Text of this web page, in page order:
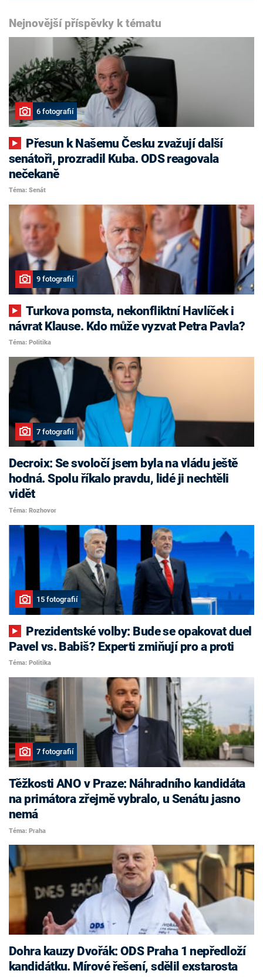
Nejnovější příspěvky k tématu
6 fotografií
senátoři, prozradil Kuba. ODS reagovala
nečekaně
Téma: Senát
9 fotografií
Turkova pomsta, nekonfliktní Havlíček i
návrat Klause. Kdo může vyzvat Petra Pavla?
Téma: Politika
7 fotografií
Decroix: Se svoločí jsem byla na vládu ještě
hodná. Spolu říkalo pravdu, lidé ji nechtěli
vidět
Téma: Rozhovor
15 fotografií
Pavel vs. Babiš? Experti zmiňují pro a proti
Téma: Politika
7 fotografií
Těžkosti ANO v Praze: Náhradního kandidáta
na primátora zřejmě vybralo, u Senátu jasno
nemá
Téma: Praha
Dohra kauzy Dvořák: ODS Praha 1 nepředloží
kandidátku. Mírové řešení, sdělil exstarosta